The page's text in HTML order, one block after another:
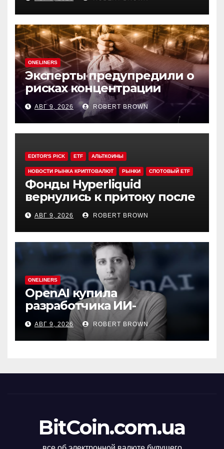
за мошенничества
ONELINERS
Эксперты предупредили о
рисках концентрации
резервов ДАО в своих
токенах
АВГ 9, 2026 ROBERT BROWN
EDITOR'S PICK ETF АЛЬТКОИНЫ
НОВОСТИ РЫНКА КРИПТОВАЛЮТ РЫНКИ СПОТОВЫЙ ETF
Фонды Hyperliquid
вернулись к притоку после
3-х недель оттока
АВГ 9, 2026 ROBERT BROWN
ONELINERS
OpenAI купила
разработчика ИИ-
генератора презентаций
NextSlide
АВГ 9, 2026 ROBERT BROWN
BitCoin.com.ua